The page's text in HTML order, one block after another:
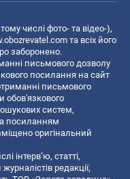
числі фото- та відео-),
та всіх його
заборонено.
письмового дозволу
посилання на сайт
письмового
обов'язкового
систем,
посиланням
оригінальний
інтерв’ю, статті,
редакції,